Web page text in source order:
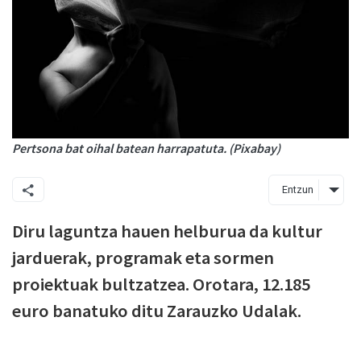
Pertsona bat oihal batean harrapatuta. (Pixabay)
Entzun
Diru laguntza hauen helburua da kultur
jarduerak, programak eta sormen
proiektuak bultzatzea. Orotara, 12.185
euro banatuko ditu Zarauzko Udalak.